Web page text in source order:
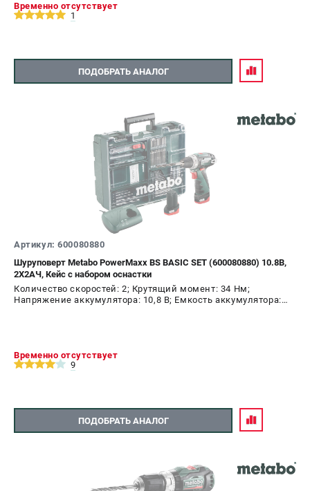
Временно отсутствует
1
ПОДОБРАТЬ АНАЛОГ
Артикул: 600080880
Шуруповерт Metabo PowerMaxx BS BASIC SET (600080880) 10.8В,
2X2АЧ, Кейс с набором оснастки
Количество скоростей: 2; Крутящий момент: 34 Нм;
Напряжение аккумулятора: 10,8 В; Емкость аккумулятора:
Временно отсутствует
9
ПОДОБРАТЬ АНАЛОГ